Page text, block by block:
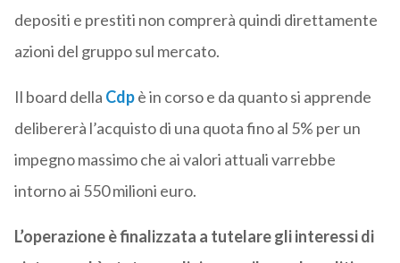
depositi e prestiti non comprerà quindi direttamente
azioni del gruppo sul mercato.
Il board della Cdpè in corso e da quanto si apprende
delibererà l’acquisto di una quota fino al 5% per un
impegno massimo che ai valori attuali varrebbe
intorno ai 550 milioni euro.
L’operazione è finalizzata a tutelare gli interessi di